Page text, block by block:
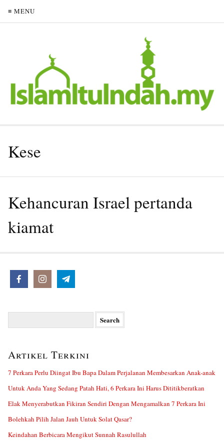
≡ MENU
Kese
Kehancuran Israel pertanda
kiamat
Artikel Terkini
7 Perkara Perlu Diingat Ibu Bapa Dalam Perjalanan Membesarkan Anak-anak
Untuk Anda Yang Sedang Patah Hati, 6 Perkara Ini Harus Dititikberatkan
Elak Menyerabutkan Fikiran Sendiri Dengan Mengamalkan 7 Perkara Ini
Bolehkah Pilih Jalan Jauh Untuk Solat Qasar?
Keindahan Berbicara Mengikut Sunnah Rasulullah